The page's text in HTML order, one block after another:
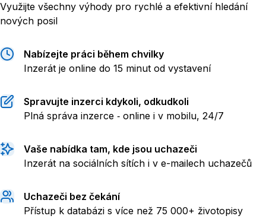
Využijte všechny výhody pro rychlé a efektivní hledání
nových posil
Nabízejte práci během chvilky
Inzerát je online do 15 minut od vystavení
Spravujte inzerci kdykoli, odkudkoli
Plná správa inzerce ‑ online i v mobilu, 24/7
Vaše nabídka tam, kde jsou uchazeči
Inzerát na sociálních sítích i v e-mailech uchazečů
Uchazeči bez čekání
Přístup k databázi s více než 75 000+ životopisy